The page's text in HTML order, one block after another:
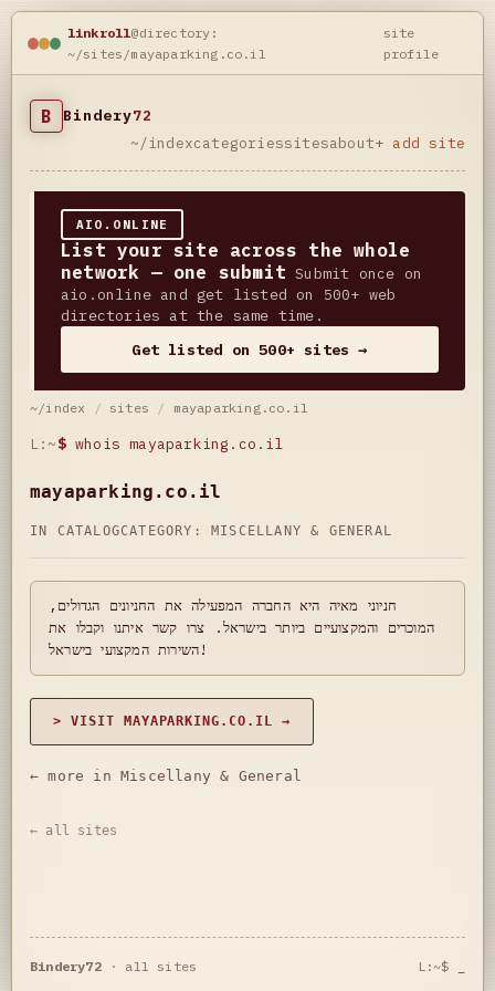
linkroll@directory:
~/sites/mayaparking.co.il
site
profile
B Bindery72
~/indexcategoriessitesabout+ add site
AIO.ONLINE
List your site across the whole
network — one submit Submit once on
aio.online and get listed on 500+ web
directories at the same time.
Get listed on 500+ sites →
~/index / sites / mayaparking.co.il
L:~$ whois mayaparking.co.il
mayaparking.co.il
IN CATALOGCATEGORY: MISCELLANY & GENERAL
חניוני מאיה היא החברה המפעילה את החניונים הגדולים,
המוכרים והמקצועיים ביותר בישראל. צרו קשר איתנו וקבלו את
השירות המקצועי בישראל!
> VISIT MAYAPARKING.CO.IL →
← more in Miscellany & General
← all sites
Bindery72· all sites L:~$